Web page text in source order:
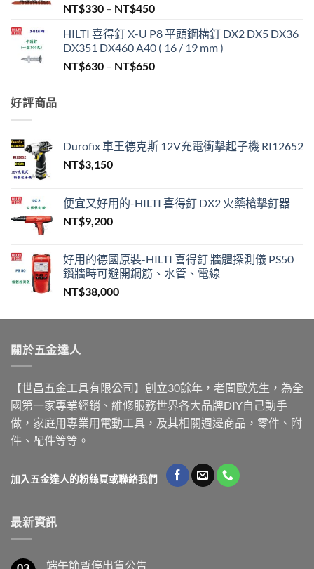
NT$330 – NT$450價
範
圍：
NT$330
HILTI 喜得釘 X-U P8 平頭鋼構釘 DX2 DX5 DX36
DX351 DX460 A40 ( 16 / 19 mm )
NT$630 – NT$650價
到
NT$650
好評商品
Durofix 車王德克斯 12V充電衝擊起子機 RI12652
NT$3,150
便宜又好用的-HILTI 喜得釘 DX2 火藥槍擊釘器
NT$9,200
好用的德國原裝-HILTI 喜得釘 牆體探測儀 PS50
鑽牆時可避開鋼筋、水管、電線
NT$38,000
關於五金達人
【世昌五金工具有限公司】創立30餘年，老闆歐先生，為全
國第一家專業經銷、維修服務世界各大品牌DIY自己動手
做，家庭用專業用電動工具，及其相關週邊商品，零件、附
件、配件等等。
加入五金達人的粉絲頁或聯絡我們
最新資訊
端午節暫停出貨公告